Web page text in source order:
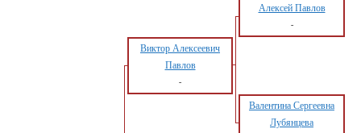
Алексей Павлов
-
Виктор Алексеевич
Павлов
-
Валентина Сергеевна
Лубянцева